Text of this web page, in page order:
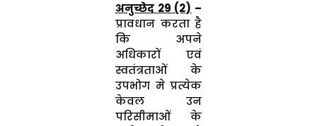
अनुच्छेद 29 (2) –
प्रावधान करता है
कि अपने
अधिकारों एवं
स्वतंत्रताओं के
उपभोग मे प्रत्येक
केवल उन
परिसीमाओं के